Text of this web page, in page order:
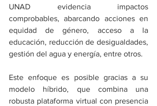
UNAD evidencia impactos
comprobables, abarcando acciones en
equidad de género, acceso a la
educación, reducción de desigualdades,
gestión del agua y energía, entre otros.
Este enfoque es posible gracias a su
modelo híbrido, que combina una
robusta plataforma virtual con presencia